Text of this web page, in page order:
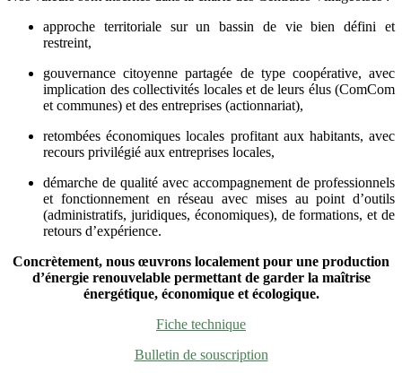
approche territoriale sur un bassin de vie bien défini et
restreint,
gouvernance citoyenne partagée de type coopérative, avec
implication des collectivités locales et de leurs élus (ComCom
et communes) et des entreprises (actionnariat),
retombées économiques locales profitant aux habitants, avec
recours privilégié aux entreprises locales,
démarche de qualité avec accompagnement de professionnels
et fonctionnement en réseau avec mises au point d’outils
(administratifs, juridiques, économiques), de formations, et de
retours d’expérience.
Concrètement, nous œuvrons localement pour une production
d’énergie renouvelable permettant de garder la maîtrise
énergétique, économique et écologique.
Fiche technique
Bulletin de souscription